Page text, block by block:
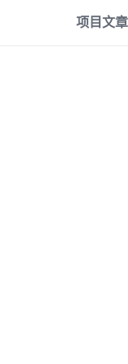
项目文章